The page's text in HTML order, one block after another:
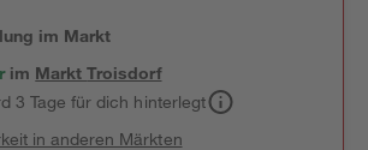
im Markt
im MarktTroisdorf
3 Tage für dich hinterlegt
in anderen Märkten